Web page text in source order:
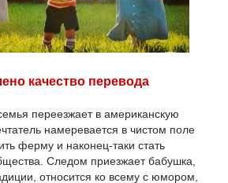
качество перевода
переезжает в американскую
намеревается в чистом поле
ферму и наконец-таки стать
Следом приезжает бабушка,
относится ко всему с юмором,